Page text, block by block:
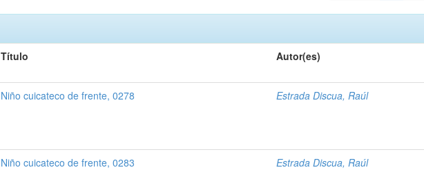
Título Autor(es)
Niño cuicateco de frente, 0278 Estrada Discua, Raúl
Niño cuicateco de frente, 0283 Estrada Discua, Raúl